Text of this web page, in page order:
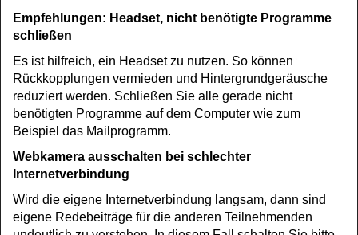
Empfehlungen: Headset, nicht benötigte Programme
schließen
Es ist hilfreich, ein Headset zu nutzen. So können
Rückkopplungen vermieden und Hintergrundgeräusche
reduziert werden. Schließen Sie alle gerade nicht
benötigten Programme auf dem Computer wie zum
Beispiel das Mailprogramm.
Webkamera ausschalten bei schlechter
Internetverbindung
Wird die eigene Internetverbindung langsam, dann sind
eigene Redebeiträge für die anderen Teilnehmenden